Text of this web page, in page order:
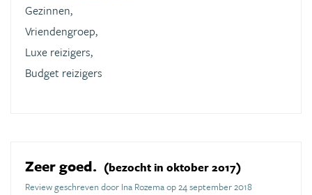
Gezinnen,
Vriendengroep,
Luxe reizigers,
Budget reizigers
Zeer goed. (bezocht in oktober 2017)
Review geschreven door Ina Rozema op 24 september 2018